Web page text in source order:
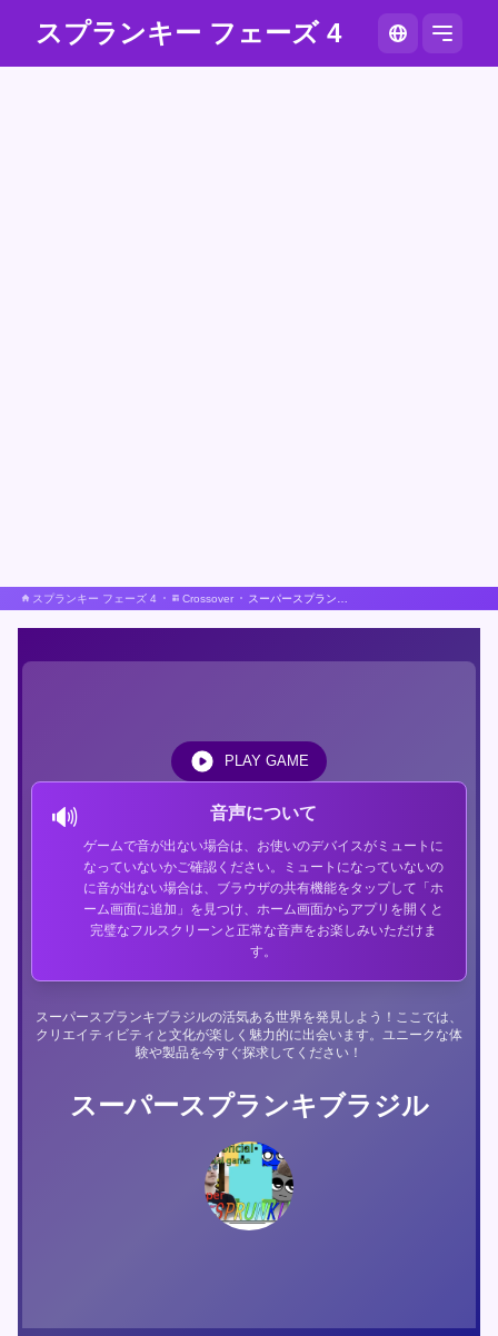
スプランキー フェーズ 4
スプランキー フェーズ 4 Crossover
スーパースプランキブラジル
スーパースプランキブラジルの活気ある世界を発見しよう！ここでは、
クリエイティビティと文化が楽しく魅力的に出会います。ユニークな体
験や製品を今すぐ探求してください！
🔊 音声について
ゲームで音が出ない場合は、お使いのデバイスがミュートに
なっていないかご確認ください。ミュートになっていないの
に音が出ない場合は、ブラウザの共有機能をタップして「ホ
ーム画面に追加」を見つけ、ホーム画面からアプリを開くと
完璧なフルスクリーンと正常な音声をお楽しみいただけま
す。
PLAY GAME